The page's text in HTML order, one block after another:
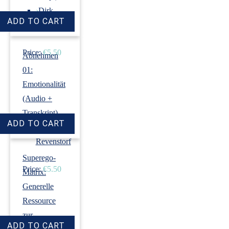
›Dirk
Revenstorf
Price: €5.50
Abnehmen
01:
Emotionalität
(Audio +
Transkript)
›Dirk
Revenstorf
Price: €5.50
Superego-
Matrix:
Generelle
Ressource
zur